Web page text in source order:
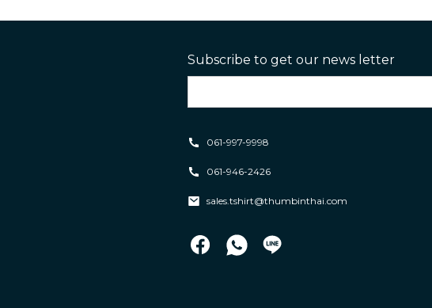
Subscribe to get our news letter
061-997-9998
061-946-2426
sales.tshirt@thumbinthai.com